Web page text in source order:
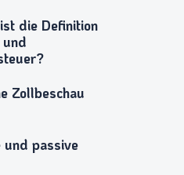
die Definition
Zollbeschau
und passive